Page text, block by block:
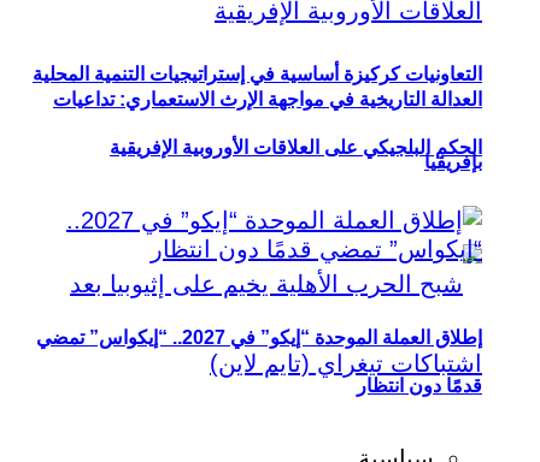
التعاونيات كركيزة أساسية في إستراتيجيات التنمية المحلية
بإفريقيا
العدالة التاريخية في مواجهة الإرث الاستعماري: تداعيات
الحكم البلجيكي على العلاقات الأوروبية الإفريقية
إطلاق العملة الموحدة “إيكو” في 2027.. “إيكواس” تمضي
قدمًا دون انتظار